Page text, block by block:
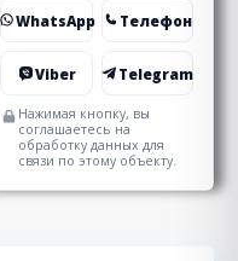
WhatsApp Телефон
Viber Telegram
Нажимая кнопку, вы
соглашаетесь на
обработку данных для
связи по этому объекту.